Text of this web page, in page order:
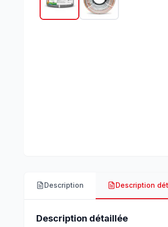
Description Description
Description détaillée